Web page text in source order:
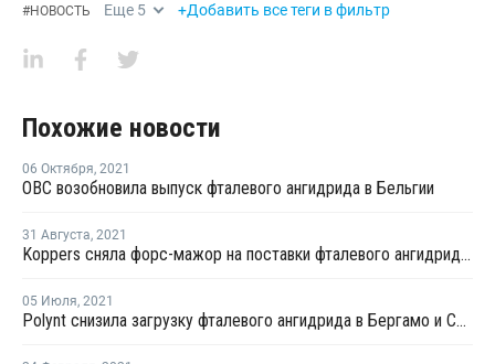
#НОВОСТЬ Еще 5 +Добавить все теги в фильтр
Похожие новости
06 Октября, 2021
OBC возобновила выпуск фталевого ангидрида в Бельгии
31 Августа, 2021
Koppers сняла форс-мажор на поставки фталевого ангидрида в Иллинойсе
05 Июля, 2021
Polynt снизила загрузку фталевого ангидрида в Бергамо и Сан-Джованни-Вальдарно